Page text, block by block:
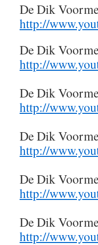
De Dik
http://
De Dik
http://
De Dik
http://
De Dik
http://
De Dik
http://
De Dik
http://